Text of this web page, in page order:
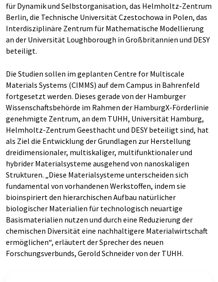
für Dynamik und Selbstorganisation, das Helmholtz-Zentrum
Berlin, die Technische Universität Czestochowa in Polen, das
Interdisziplinäre Zentrum für Mathematische Modellierung
an der Universität Loughborough in Großbritannien und DESY
beteiligt.
Die Studien sollen im geplanten Centre for Multiscale
Materials Systems (CIMMS) auf dem Campus in Bahrenfeld
fortgesetzt werden. Dieses gerade von der Hamburger
Wissenschaftsbehörde im Rahmen der HamburgX-Förderlinie
genehmigte Zentrum, an dem TUHH, Universität Hamburg,
Helmholtz-Zentrum Geesthacht und DESY beteiligt sind, hat
als Ziel die Entwicklung der Grundlagen zur Herstellung
dreidimensionaler, multiskaliger, multifunktionaler und
hybrider Materialsysteme ausgehend von nanoskaligen
Strukturen. „Diese Materialsysteme unterscheiden sich
fundamental von vorhandenen Werkstoffen, indem sie
bioinspiriert den hierarchischen Aufbau natürlicher
biologischer Materialien für technologisch neuartige
Basismaterialien nutzen und durch eine Reduzierung der
chemischen Diversität eine nachhaltigere Materialwirtschaft
ermöglichen“, erläutert der Sprecher des neuen
Forschungsverbunds, Gerold Schneider von der TUHH.